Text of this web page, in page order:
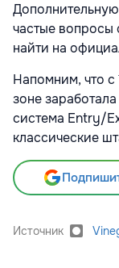
частые вопросы
найти на
Напомним, что с
зоне
система Entry/
классические
Источник